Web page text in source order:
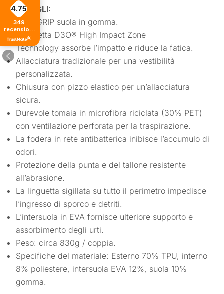
DETTAGLI:
MAX GRIP suola in gomma.
La soletta D3O® High Impact Zone
Technology assorbe l’impatto e riduce la fatica.
Allacciatura tradizionale per una vestibilità
personalizzata.
Chiusura con pizzo elastico per un’allacciatura
sicura.
Durevole tomaia in microfibra riciclata (30% PET)
con ventilazione perforata per la traspirazione.
La fodera in rete antibatterica inibisce l’accumulo di
odori.
Protezione della punta e del tallone resistente
all’abrasione.
La linguetta sigillata su tutto il perimetro impedisce
l’ingresso di sporco e detriti.
L’intersuola in EVA fornisce ulteriore supporto e
assorbimento degli urti.
Peso: circa 830g / coppia.
Specifiche del materiale: Esterno 70% TPU, interno
8% poliestere, intersuola EVA 12%, suola 10%
gomma.
4.75
349
recensioni
di tutti i